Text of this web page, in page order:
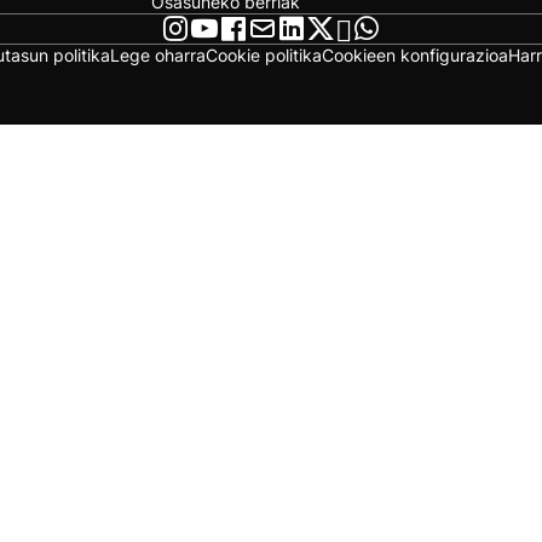
politikaLege oharraCookie politikaCookieen konfigurazioa